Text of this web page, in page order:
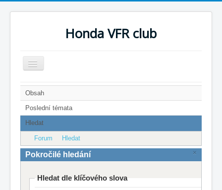
Honda VFR club
Přepnout
navigaci
Home
Blog
Články
Forum
Stará fotogalerie
Přehledy
Obsah
Poslední témata
Hledat
Forum
Hledat
×
Pokročilé hledání
Hledat dle klíčového slova